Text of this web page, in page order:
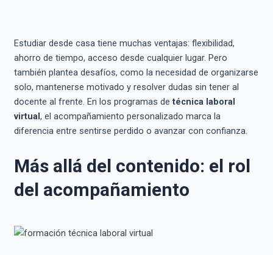
Estudiar desde casa tiene muchas ventajas: flexibilidad,
ahorro de tiempo, acceso desde cualquier lugar. Pero
también plantea desafíos, como la necesidad de organizarse
solo, mantenerse motivado y resolver dudas sin tener al
docente al frente. En los programas detécnica laboral
virtual , el acompañamiento personalizado marca la
diferencia entre sentirse perdido o avanzar con confianza.
Más allá del contenido: el rol
del acompañamiento